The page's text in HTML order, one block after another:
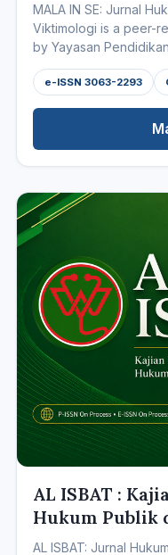
MALA IN SE: Jurnal
Viktimologi is a peer-reviewed legal journal published
by Yayasan
e-ISSN 3063-2293
AL ISBAT :
Hukum Publik
AL ISBAT: Jurnal